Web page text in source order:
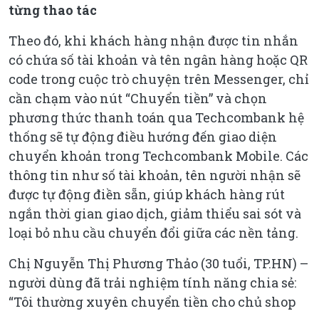
từng thao tác
Theo đó, khi khách hàng nhận được tin nhắn
có chứa số tài khoản và tên ngân hàng hoặc QR
code trong cuộc trò chuyện trên Messenger, chỉ
cần chạm vào nút “Chuyển tiền” và chọn
phương thức thanh toán qua Techcombank hệ
thống sẽ tự động điều hướng đến giao diện
chuyển khoản trong Techcombank Mobile. Các
thông tin như số tài khoản, tên người nhận sẽ
được tự động điền sẵn, giúp khách hàng rút
ngắn thời gian giao dịch, giảm thiểu sai sót và
loại bỏ nhu cầu chuyển đổi giữa các nền tảng.
Chị Nguyễn Thị Phương Thảo (30 tuổi, TP.HN) –
người dùng đã trải nghiệm tính năng chia sẻ:
“Tôi thường xuyên chuyển tiền cho chủ shop